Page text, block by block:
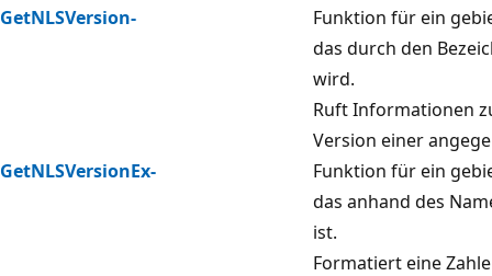
GetNLSVersion-
Funktion für ein
das durch den
wird.
GetNLSVersionEx-
Ruft Informationen
Version einer
Funktion für ein
das anhand des
ist.
Formatiert eine